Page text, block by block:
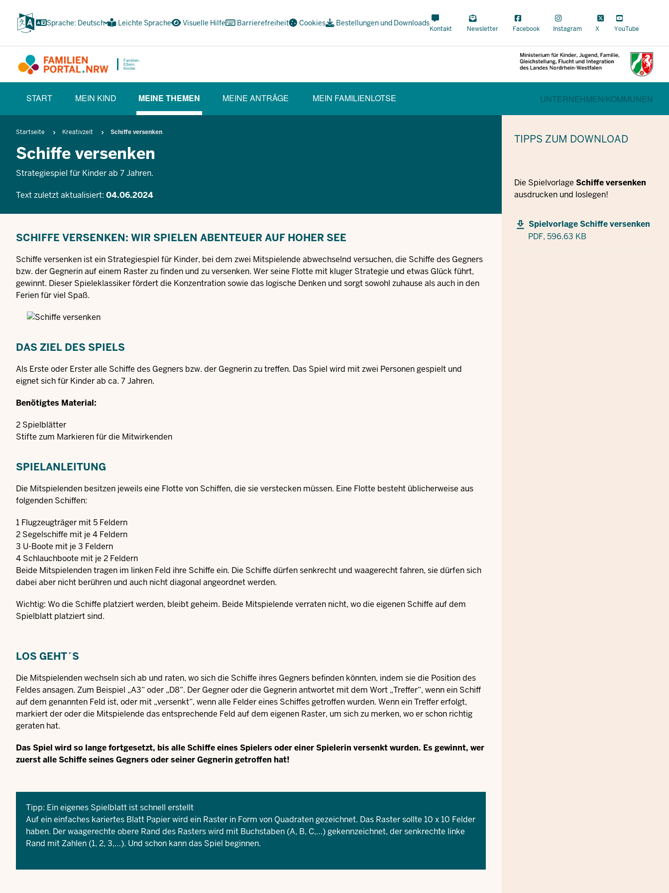
Inhalt
wechseln
Sprache: Deutsch Leichte Sprache Visuelle Hilfe Barrierefreiheit Cookies Bestellungen und Downloads Meta
Navi
Kontakt Newsletter Facebook Instagram X YouTube
Familien.
Eltern.
Kinder.
(BÜRGERBEREICH)
START MEIN KIND
MEINE THEMEN
(CURRENT SECTION)
MEINE ANTRÄGE MEIN FAMILIENLOTSE BEREICHSWECHSEL
CURRENT SECTION FÜR
UNTERNEHMEN/KOMMUNEN
Pfadnavigation
Startseite Kreativzeit Schiffe versenken
Schiffe versenken
Strategiespiel für Kinder ab 7 Jahren.
Text zuletzt aktualisiert: 04.06.2024
SCHIFFE VERSENKEN: WIR SPIELEN ABENTEUER AUF HOHER SEE
Schiffe versenken ist ein Strategiespiel für Kinder, bei dem zwei Mitspielende abwechselnd versuchen, die Schiffe des Gegners
bzw. der Gegnerin auf einem Raster zu finden und zu versenken. Wer seine Flotte mit kluger Strategie und etwas Glück führt,
gewinnt. Dieser Spieleklassiker fördert die Konzentration sowie das logische Denken und sorgt sowohl zuhause als auch in den
Ferien für viel Spaß.
DAS ZIEL DES SPIELS
Als Erste oder Erster alle Schiffe des Gegners bzw. der Gegnerin zu treffen. Das Spiel wird mit zwei Personen gespielt und
eignet sich für Kinder ab ca. 7 Jahren.
Benötigtes Material:
2 Spielblätter
Stifte zum Markieren für die Mitwirkenden
SPIELANLEITUNG
Die Mitspielenden besitzen jeweils eine Flotte von Schiffen, die sie verstecken müssen. Eine Flotte besteht üblicherweise aus
folgenden Schiffen:
1 Flugzeugträger mit 5 Feldern
2 Segelschiffe mit je 4 Feldern
3 U-Boote mit je 3 Feldern
4 Schlauchboote mit je 2 Feldern
Beide Mitspielenden tragen im linken Feld ihre Schiffe ein. Die Schiffe dürfen senkrecht und waagerecht fahren, sie dürfen sich
dabei aber nicht berühren und auch nicht diagonal angeordnet werden.
Wichtig: Wo die Schiffe platziert werden, bleibt geheim. Beide Mitspielende verraten nicht, wo die eigenen Schiffe auf dem
Spielblatt platziert sind.
LOS GEHT´S
Die Mitspielenden wechseln sich ab und raten, wo sich die Schiffe ihres Gegners befinden könnten, indem sie die Position des
Feldes ansagen. Zum Beispiel „A3“ oder „D8“. Der Gegner oder die Gegnerin antwortet mit dem Wort „Treffer“, wenn ein Schiff
auf dem genannten Feld ist, oder mit „versenkt“, wenn alle Felder eines Schiffes getroffen wurden. Wenn ein Treffer erfolgt,
markiert der oder die Mitspielende das entsprechende Feld auf dem eigenen Raster, um sich zu merken, wo er schon richtig
geraten hat.
Das Spiel wird so lange fortgesetzt, bis alle Schiffe eines Spielers oder einer Spielerin versenkt wurden. Es gewinnt, wer
zuerst alle Schiffe seines Gegners oder seiner Gegnerin getroffen hat!
Tipp: Ein eigenes Spielblatt ist schnell erstellt
Auf ein einfaches kariertes Blatt Papier wird ein Raster in Form von Quadraten gezeichnet. Das Raster sollte 10 x 10 Felder
haben. Der waagerechte obere Rand des Rasters wird mit Buchstaben (A, B, C,…) gekennzeichnet, der senkrechte linke
Rand mit Zahlen (1, 2, 3,…). Und schon kann das Spiel beginnen.
TIPPS ZUM DOWNLOAD
Die Spielvorlage Schiffe versenken
ausdrucken und loslegen!
Spielvorlage Schiffe versenken
PDF, 596.63 KB